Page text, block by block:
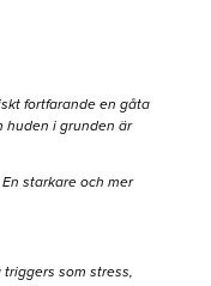
fortfarande en gåta
huden i grunden är
starkare och mer
som stress,